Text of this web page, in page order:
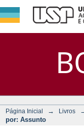
Página Inicial → Livros
por: Assunto